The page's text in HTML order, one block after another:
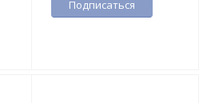
Подписаться